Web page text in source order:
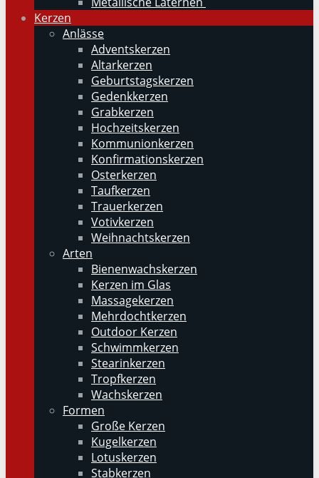
Kerzen
Anlässe
Adventskerzen
Altarkerzen
Geburtstagskerzen
Gedenkkerzen
Grabkerzen
Hochzeitskerzen
Kommunionkerzen
Konfirmationskerzen
Osterkerzen
Taufkerzen
Trauerkerzen
Votivkerzen
Weihnachtskerzen
Arten
Bienenwachskerzen
Kerzen im Glas
Massagekerzen
Mehrdochtkerzen
Outdoor Kerzen
Schwimmkerzen
Stearinkerzen
Tropfkerzen
Wachskerzen
Formen
Große Kerzen
Kugelkerzen
Lotuskerzen
Stabkerzen